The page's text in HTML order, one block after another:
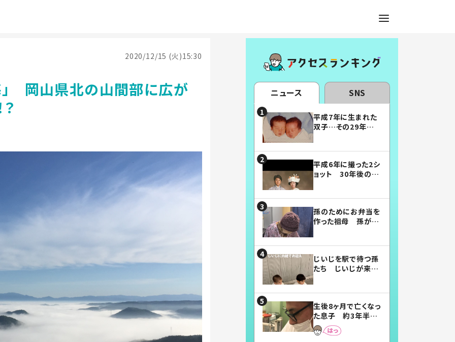
2020/12/15 (火)15:30
」 岡山県北の山間部に広が
ニュース SNS
平成7年に生まれた
双子…その29年後
平成6年に撮った2シ
ョット 30年後の姿
孫のためにお弁当を
作った祖母 孫が絶
じいじを駅で待つ孫
たち じいじが来た
まらない」「幸せにな
れる」
生後8ヶ月で亡くなっ
た息子 約3年半
後、当時の妻の日記
に書いてあった本音